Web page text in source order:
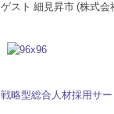
ゲスト 細見昇市 (株式
戦略型総合人材採用サ